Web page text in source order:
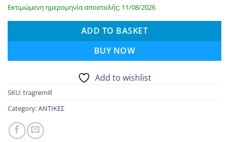
Εκτιμώμενη ημερομηνία αποστολής: 11/08/2026
ADD TO BASKET
BUY NOW
Add to wishlist
SKU:tragremill
Category:ΑΝΤΙΚΕΣ